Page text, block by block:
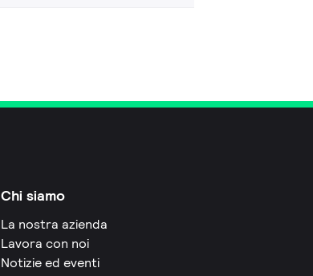
Chi siamo
La nostra azienda
Lavora con noi
Notizie ed eventi